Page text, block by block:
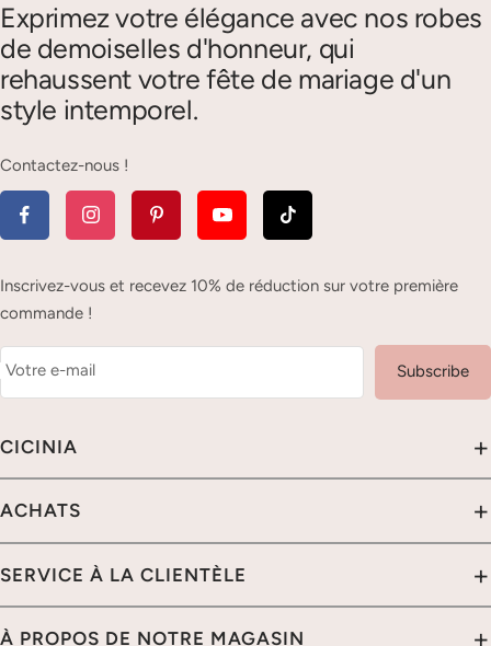
Exprimez votre élégance avec nos robes
de demoiselles d'honneur, qui
rehaussent votre fête de mariage d'un
style intemporel.
Contactez-nous !
Inscrivez-vous et recevez 10% de réduction sur votre première
commande !
Votre e-mail Subscribe
CICINIA +
NOTRE GARANTIE
ACHATS +
ACHETEZ PAR SILHOUETTE
SERVICE À LA CLIENTÈLE +
À PROPOS DE NOTRE MAGASIN +